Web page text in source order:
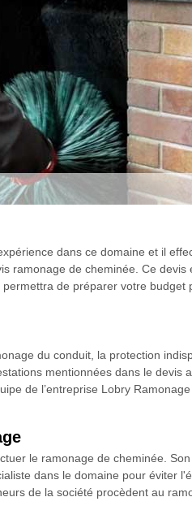
dans ce domaine et il
ramonage de cheminée. Ce devis
de préparer votre budget
du conduit, la protection
mentionnées dans le devis
de l’entreprise Lobry
le ramonage de cheminée.
dans le domaine pour éviter
de la société procèdent au